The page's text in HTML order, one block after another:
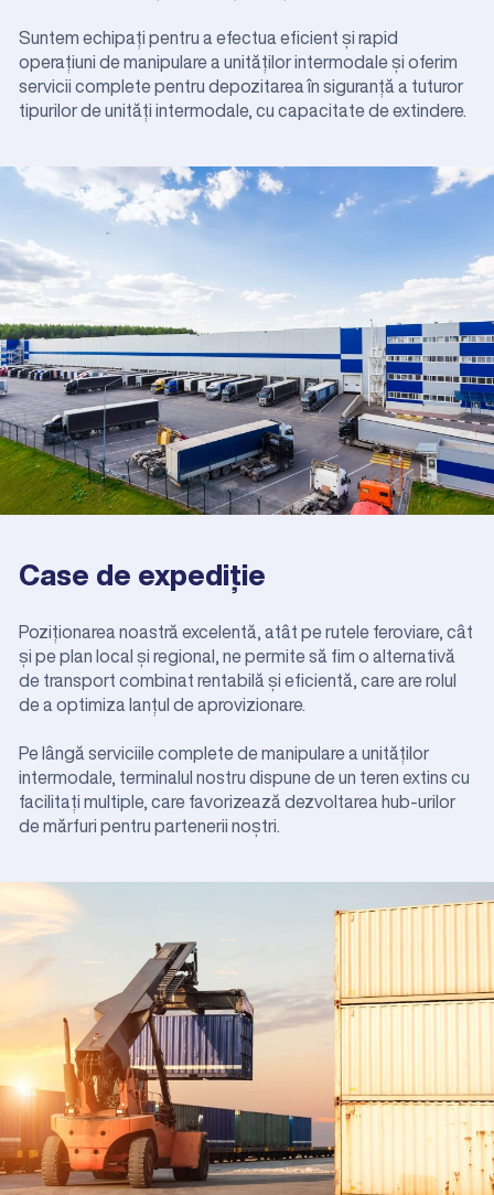
Suntem echipați pentru a efectua eficient și rapid
operațiuni de manipulare a unităților intermodale și oferim
servicii complete pentru depozitarea în siguranță a tuturor
tipurilor de unități intermodale, cu capacitate de extindere.
Case de expediție
Poziționarea noastră excelentă, atât pe rutele feroviare, cât
și pe plan local și regional, ne permite să fim o alternativă
de transport combinat rentabilă și eficientă, care are rolul
de a optimiza lanțul de aprovizionare.
Pe lângă serviciile complete de manipulare a unităților
intermodale, terminalul nostru dispune de un teren extins cu
facilitați multiple, care favorizează dezvoltarea hub-urilor
de mărfuri pentru partenerii noștri.